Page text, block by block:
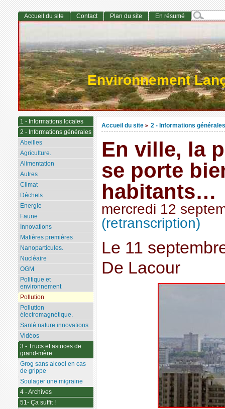
Environnement
Accueil du site > 2 - Informations générales
En ville, la
se porte
habitants…
mercredi 12
(retranscription)
Le 11
De Lacour
Accueil du site Contact Plan du site En résumé
1 - Informations locales
2 - Informations générales
Abeilles
Agriculture.
Alimentation
Autres
Climat
Déchets
Energie
Faune
Innovations
Matières premières
Nanoparticules.
Nucléaire
OGM
Politique et
environnement
Pollution
Pollution
électromagnétique.
Santé nature innovations
Vidéos
3 - Trucs et astuces de
grand-mère
Grog sans alcool en cas
de grippe
Soulager une migraine
4 - Archives
51- Ça suffit !